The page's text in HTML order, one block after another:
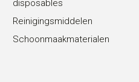
disposables
Reinigingsmiddelen
Schoonmaakmaterialen